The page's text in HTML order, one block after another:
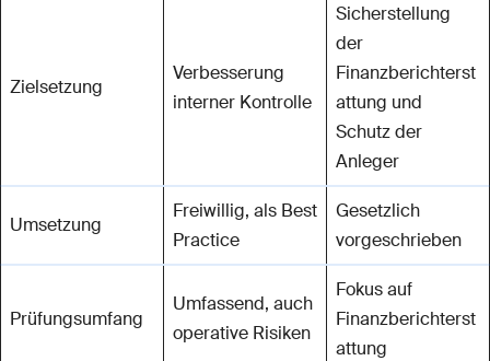
Zielsetzung
Verbesserung
interner Kontrolle
Sicherstellung
der
Finanzberichterst
attung und
Schutz der
Anleger
Umsetzung
Freiwillig, als Best
Practice
Gesetzlich
vorgeschrieben
Prüfungsumfang
Umfassend, auch
operative Risiken
Fokus auf
Finanzberichterst
attung